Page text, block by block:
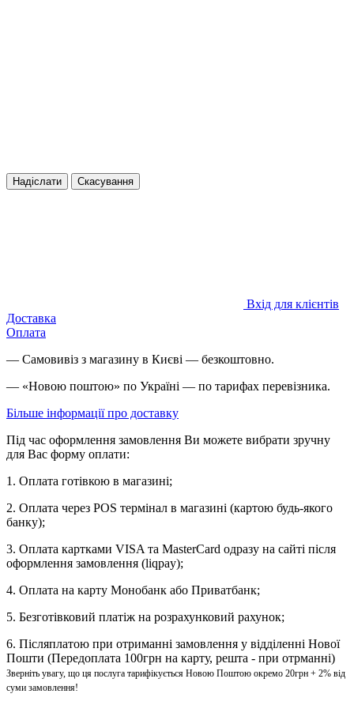
Надіслати Скасування
Вхід для клієнтів
Доставка
Оплата
— Самовивіз з магазину в Києві — безкоштовно.
— «Новою поштою» по Україні — по тарифах перевізника.
Більше інформації про доставку
Під час оформлення замовлення Ви можете вибрати зручну
для Вас форму оплати:
1. Оплата готівкою в магазині;
2. Оплата через POS термінал в магазині (картою будь-якого
банку);
3. Оплата картками VISA та MasterCard одразу на сайті після
оформлення замовлення (liqpay);
4. Оплата на карту Монобанк або Приватбанк;
5. Безготівковий платіж на розрахунковий рахунок;
6. Післяплатою при отриманні замовлення у відділенні Нової
Пошти (Передоплата 100грн на карту, решта - при отрманні)
Зверніть увагу, що ця послуга тарифікується Новою Поштою окремо 20грн + 2% від
суми замовлення!